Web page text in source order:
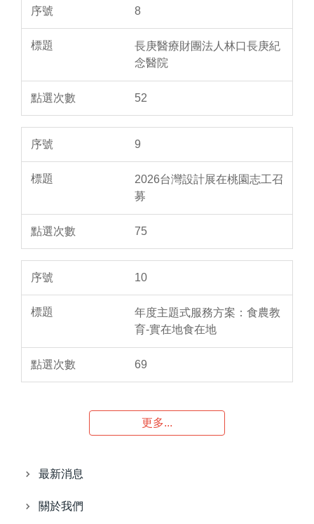
8
長庚醫療財團法人林口長庚紀
念醫院
52
9
2026台灣設計展在桃園志工召
募
75
10
年度主題式服務方案：食農教
育-實在地食在地
69
更多...
最新消息
關於我們